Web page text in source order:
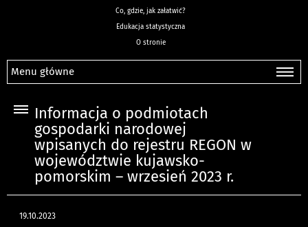
Co, gdzie, jak załatwić?
Edukacja statystyczna
O stronie
Menu główne
Informacja o podmiotach
gospodarki narodowej
wpisanych do rejestru REGON w
województwie kujawsko-
pomorskim – wrzesień 2023 r.
19.10.2023